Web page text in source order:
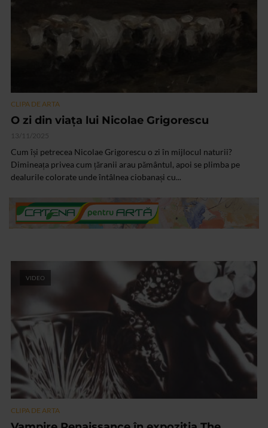
CLIPA DE ARTA
O zi din viața lui Nicolae Grigorescu
13/11/2025
Cum își petrecea Nicolae Grigorescu o zi în mijlocul naturii?
Dimineața privea cum țăranii arau pământul, apoi se plimba pe
dealurile colorate unde întâlnea ciobanași cu...
VIDEO
CLIPA DE ARTA